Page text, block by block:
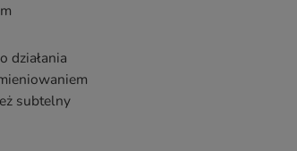
działania
subtelny